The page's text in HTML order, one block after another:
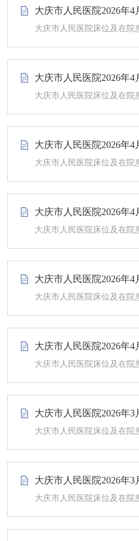
大庆市人民医院2026年
大庆市人民医院床位及在院
大庆市人民医院2026年
大庆市人民医院床位及在院
大庆市人民医院2026年
大庆市人民医院床位及在院
大庆市人民医院2026年
大庆市人民医院床位及在院
大庆市人民医院2026年
大庆市人民医院床位及在院
大庆市人民医院2026年
大庆市人民医院床位及在院
大庆市人民医院2026年
大庆市人民医院床位及在院
大庆市人民医院2026年
大庆市人民医院床位及在院